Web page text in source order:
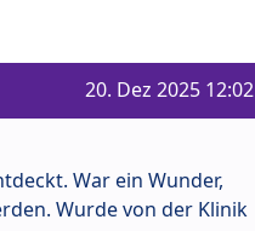
20. Dez 2025 12:02
War ein Wunder,
Wurde von der Klinik